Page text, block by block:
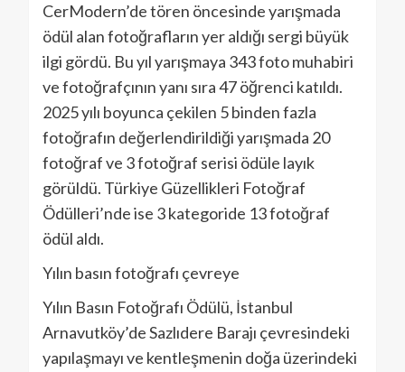
CerModern’de tören öncesinde yarışmada
ödül alan fotoğrafların yer aldığı sergi büyük
ilgi gördü. Bu yıl yarışmaya 343 foto muhabiri
ve fotoğrafçının yanı sıra 47 öğrenci katıldı.
2025 yılı boyunca çekilen 5 binden fazla
fotoğrafın değerlendirildiği yarışmada 20
fotoğraf ve 3 fotoğraf serisi ödüle layık
görüldü. Türkiye Güzellikleri Fotoğraf
Ödülleri’nde ise 3 kategoride 13 fotoğraf
ödül aldı.
Yılın basın fotoğrafı çevreye
Yılın Basın Fotoğrafı Ödülü, İstanbul
Arnavutköy’de Sazlıdere Barajı çevresindeki
yapılaşmayı ve kentleşmenin doğa üzerindeki